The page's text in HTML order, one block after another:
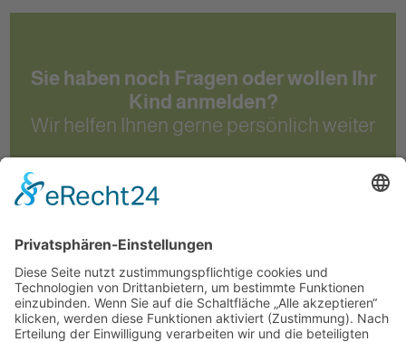
Sie haben noch Fragen oder wollen Ihr
Kind anmelden?
Wir helfen Ihnen gerne persönlich weiter